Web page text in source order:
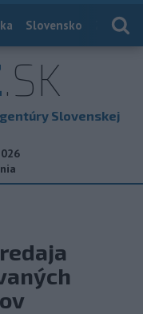
Slovensko
.SK
Slovenskej